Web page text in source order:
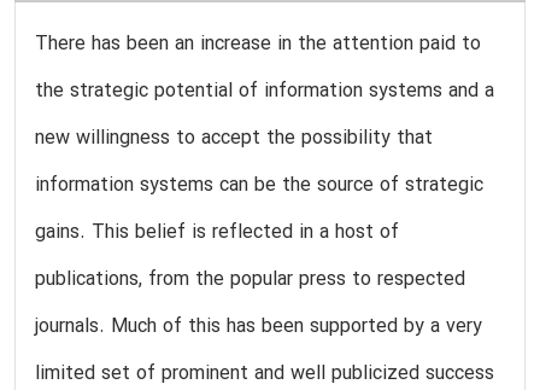
There has been an increase in the attention paid to
the strategic potential of information systems and a
new willingness to accept the possibility that
information systems can be the source of strategic
gains. This belief is reflected in a host of
publications, from the popular press to respected
journals. Much of this has been supported by a very
limited set of prominent and well publicized success